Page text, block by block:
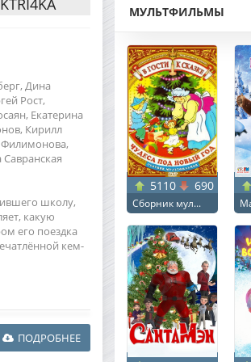
Дина
Рост,
Екатерина
Кирилл
Филимонова,
школу,
какую
его поездка
кем-
ПОДРОБНЕЕ
МУЛЬТФИЛЬМЫ
5110 690
Сборник мул...